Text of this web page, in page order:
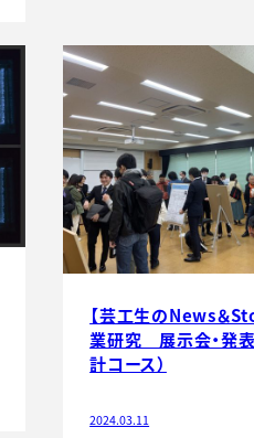
【芸工生のNews＆
業研究 展示会・発
計コース）
2024.03.11